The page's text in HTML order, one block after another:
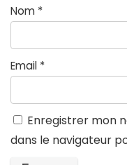
Nom *
Email *
Enregistrer mon
dans le navigateur